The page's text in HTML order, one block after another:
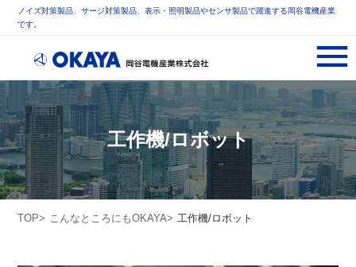
ノイズ対策製品、サージ対策製品、表示・照明製品やセンサ製品で躍進する岡谷電機産業
です。
工作機/ロボット
TOP こんなところにもOKAYA 工作機/ロボット